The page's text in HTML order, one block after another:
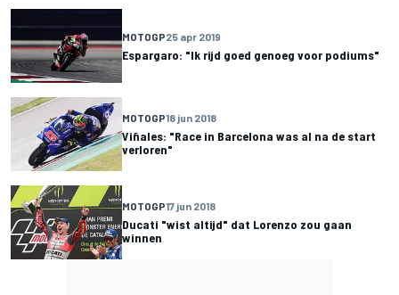
MOTOGP25 apr 2019
Espargaro: "Ik rijd goed genoeg voor podiums"
MOTOGP18 jun 2018
Viñales: "Race in Barcelona was al na de start
verloren"
MOTOGP17 jun 2018
Ducati "wist altijd" dat Lorenzo zou gaan
winnen